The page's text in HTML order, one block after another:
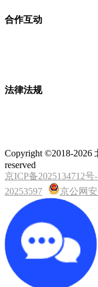
合作互动
法律法规
Copyright ©2018-
reserved
京ICP备2025134712号-
20253597
京公网安